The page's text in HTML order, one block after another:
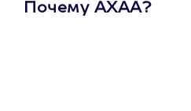
Почему АХАА?